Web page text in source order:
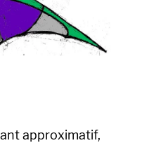
approximatif,